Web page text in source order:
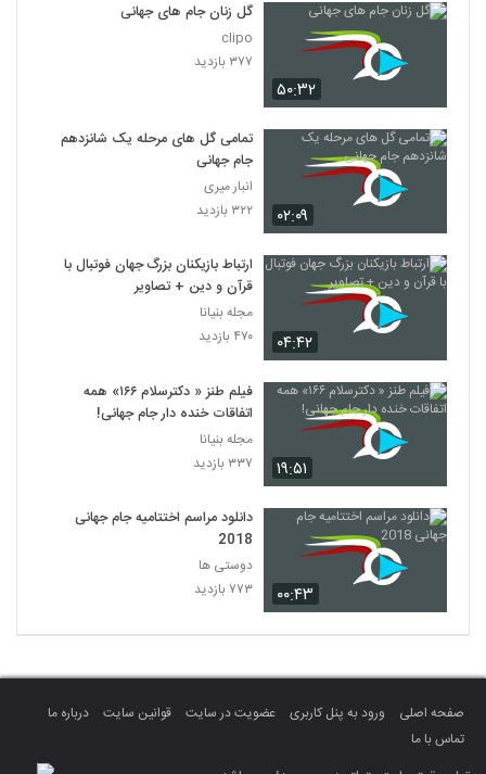
۵۰:۳۲
گل زنان جام های جهانی
clipo
۳۷۷ بازدید
۰۲:۰۹
تمامی گل های مرحله یک شانزدهم
جام جهانی
انبار میری
۳۲۲ بازدید
۰۴:۴۲
ارتباط بازیکنان بزرگ جهان فوتبال با
قرآن و دین + تصاویر
مجله بنیانا
۴۷۰ بازدید
۱۹:۵۱
فیلم طنز « دکترسلام ۱۶۶» همه
اتفاقات خنده دار جام جهانی!
مجله بنیانا
۳۳۷ بازدید
۰۰:۴۳
دانلود مراسم اختتامیه جام جهانی
2018
دوستی ها
۷۷۳ بازدید
صفحه اصلی ورود به پنل کاربری عضویت در سایت قوانین سایت
درباره ما
تماس با ما